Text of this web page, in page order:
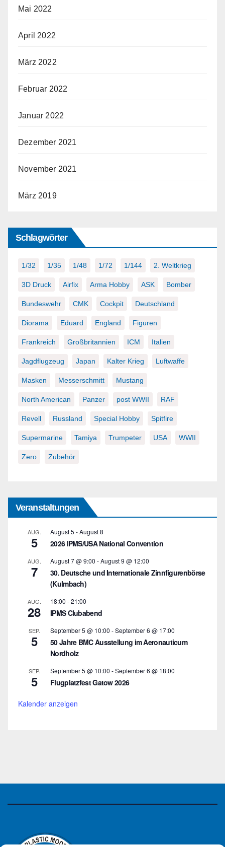
Mai 2022
April 2022
März 2022
Februar 2022
Januar 2022
Dezember 2021
November 2021
März 2019
Schlagwörter
1/32 1/35 1/48 1/72 1/144 2. Weltkrieg
3D Druck Airfix Arma Hobby ASK Bomber
Bundeswehr CMK Cockpit Deutschland
Diorama Eduard England Figuren
Frankreich Großbritannien ICM Italien
Jagdflugzeug Japan Kalter Krieg Luftwaffe
Masken Messerschmitt Mustang
North American Panzer post WWII RAF
Revell Russland Special Hobby Spitfire
Supermarine Tamiya Trumpeter USA WWII
Zero Zubehör
Veranstaltungen
AUG.
5
August 5 -August 8
2026 IPMS/USA National Convention
AUG.
7
August 7 @ 9:00 -August 9 @ 12:00
30. Deutsche und Internationale Zinnfigurenbörse
(Kulmbach)
AUG.
28
18:00 -21:00
IPMS Clubabend
SEP.
5
September 5 @ 10:00 -September 6 @ 17:00
50 Jahre BMC Ausstellung im Aeronauticum
Nordholz
SEP.
5
September 5 @ 10:00 -September 6 @ 18:00
Flugplatzfest Gatow 2026
Kalender anzeigen